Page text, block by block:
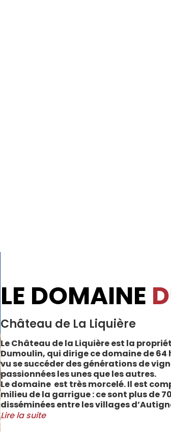
LE DOMAINE
Château de La Liquière
Le Château de la Liquière est la
Dumoulin, qui dirige ce domaine de 64
vu se succéder des générations de
passionnées les unes que les autres.
Le domaine est très morcelé. Il est
milieu de la garrigue : ce sont plus de
disséminées entre les villages
Cabrerolles et Faugères, au nord de
Lire la suite